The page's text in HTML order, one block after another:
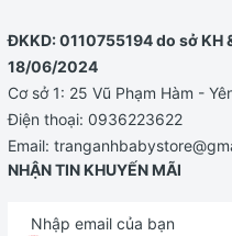
ĐKKD: 0110755194 do sở KH
18/06/2024
Cơ sở 1: 25 Vũ Phạm Hàm -
Điện thoại: 0936223622
Email:
NHẬN TIN KHUYẾN MÃI